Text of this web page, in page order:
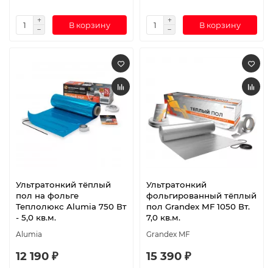
В корзину В корзину
Ультратонкий тёплый
пол на фольге
Теплолюкс Alumia 750 Вт
- 5,0 кв.м.
Alumia
12 190 ₽
Ультратонкий
фольгированный тёплый
пол Grandex MF 1050 Вт.
7,0 кв.м.
Grandex MF
15 390 ₽